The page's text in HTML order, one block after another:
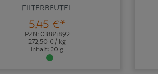
FILTERBEUTEL
5,45 €*
PZN: 01884892
272,50 € / kg
Inhalt: 20 g